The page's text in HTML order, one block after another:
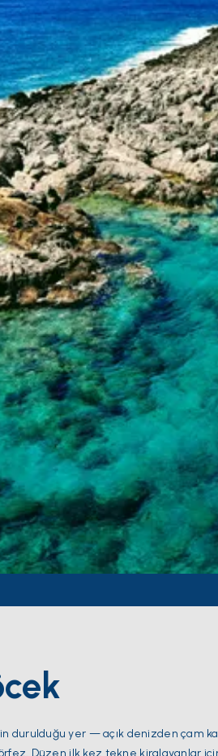
durulduğu yer — açık denizden çam
Düzen ilk kez tekne kiralayanlar